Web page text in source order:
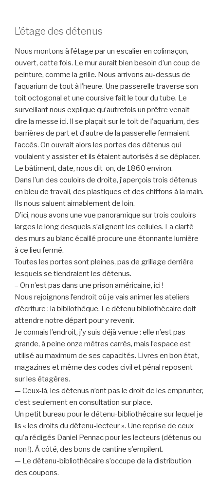
L’étage des détenus
Nous montons à l’étage par un escalier en colimaçon,
ouvert, cette fois. Le mur aurait bien besoin d’un coup de
peinture, comme la grille. Nous arrivons au-dessus de
l’aquarium de tout à l’heure. Une passerelle traverse son
toit octogonal et une coursive fait le tour du tube. Le
surveillant nous explique qu’autrefois un prêtre venait
dire la messe ici. Il se plaçait sur le toit de l’aquarium, des
barrières de part et d’autre de la passerelle fermaient
l’accès. On ouvrait alors les portes des détenus qui
voulaient y assister et ils étaient autorisés à se déplacer.
Le bâtiment, date, nous dit-on, de 1860 environ.
Dans l’un des couloirs de droite, j’aperçois trois détenus
en bleu de travail, des plastiques et des chiffons à la main.
Ils nous saluent aimablement de loin.
D’ici, nous avons une vue panoramique sur trois couloirs
larges le long desquels s’alignent les cellules. La clarté
des murs au blanc écaillé procure une étonnante lumière
à ce lieu fermé.
Toutes les portes sont pleines, pas de grillage derrière
lesquels se tiendraient les détenus.
– On n’est pas dans une prison américaine, ici !
Nous rejoignons l’endroit où je vais animer les ateliers
d’écriture : la bibliothèque. Le détenu bibliothécaire doit
attendre notre départ pour y revenir.
Je connais l’endroit, j’y suis déjà venue : elle n’est pas
grande, à peine onze mètres carrés, mais l’espace est
utilisé au maximum de ses capacités. Livres en bon état,
magazines et même des codes civil et pénal reposent
sur les étagères.
— Ceux-là, les détenus n’ont pas le droit de les emprunter,
c’est seulement en consultation sur place.
Un petit bureau pour le détenu-bibliothécaire sur lequel je
lis « les droits du détenu-lecteur ». Une reprise de ceux
qu’a rédigés Daniel Pennac pour les lecteurs (détenus ou
non !). À côté, des bons de cantine s’empilent.
— Le détenu-bibliothécaire s’occupe de la distribution
des coupons.